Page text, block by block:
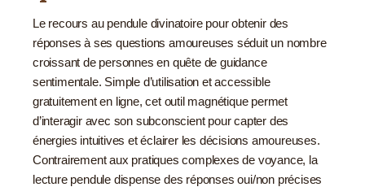
Le recours au pendule divinatoire pour obtenir des
réponses à ses questions amoureuses séduit un nombre
croissant de personnes en quête de guidance
sentimentale. Simple d’utilisation et accessible
gratuitement en ligne, cet outil magnétique permet
d’interagir avec son subconscient pour capter des
énergies intuitives et éclairer les décisions amoureuses.
Contrairement aux pratiques complexes de voyance, la
lecture pendule dispense des réponses oui/non précises